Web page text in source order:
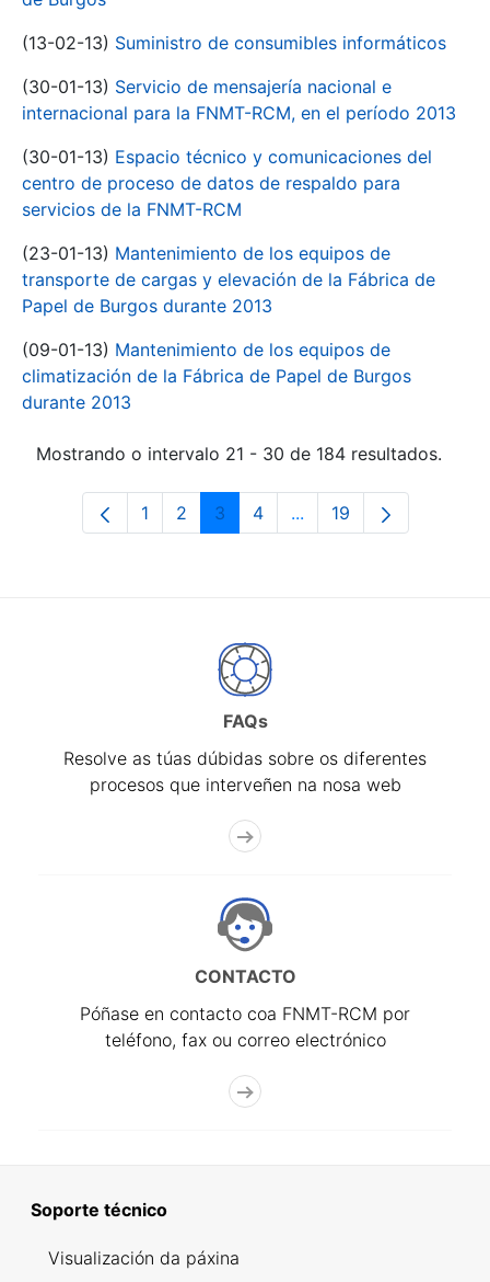
(13-02-13) Suministro de consumibles informáticos
(30-01-13) Servicio de mensajería nacional e
internacional para la FNMT-RCM, en el período 2013
(30-01-13) Espacio técnico y comunicaciones del
centro de proceso de datos de respaldo para
servicios de la FNMT-RCM
(23-01-13) Mantenimiento de los equipos de
transporte de cargas y elevación de la Fábrica de
Papel de Burgos durante 2013
(09-01-13) Mantenimiento de los equipos de
climatización de la Fábrica de Papel de Burgos
durante 2013
Mostrando o intervalo 21 - 30 de 184 resultados.
Páxina
1 Páxina
2 Páxina
3 Páxina
4 ...Páxinas intermedias
Páxina
19
FAQs
Resolve as túas dúbidas sobre os diferentes
procesos que interveñen na nosa web
CONTACTO
Póñase en contacto coa FNMT-RCM por
teléfono, fax ou correo electrónico
Soporte técnico
Visualización da páxina